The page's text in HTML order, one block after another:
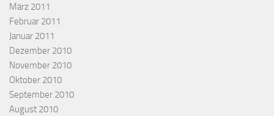
März 2011
Februar 2011
Januar 2011
Dezember 2010
November 2010
Oktober 2010
September 2010
August 2010